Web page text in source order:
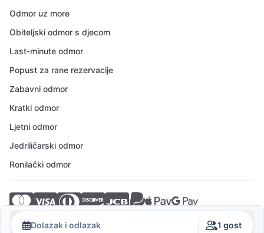
Dolazak i odlazak 1 gost
Odmor uz more
Obiteljski odmor s djecom
Last-minute odmor
Popust za rane rezervacije
Zabavni odmor
Kratki odmor
Ljetni odmor
Jedriličarski odmor
Ronilački odmor
© 2026 Crovillas GmbH